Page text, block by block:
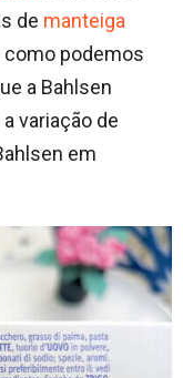
de manteiga
como podemos
a Bahlsen
variação de
em